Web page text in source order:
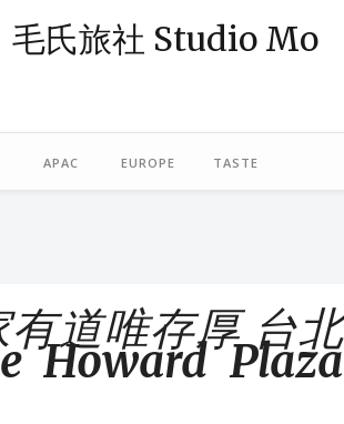
毛氏旅社 Studio Mo
APAC EUROPE TASTE
道唯存厚 台北
Plaza